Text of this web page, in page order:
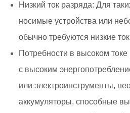
Низкий ток разряда: Для
носимые устройства или
обычно требуются низкие
Потребности в высоком
с высоким
или электроинструменты,
аккумуляторы, способные